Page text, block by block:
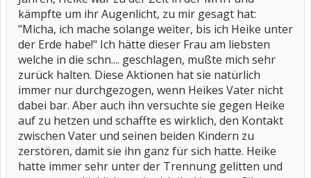
kämpfte um ihr Augenlicht, zu mir gesagt hat:
"Micha, ich mache solange weiter, bis ich Heike unter
der Erde habe!" Ich hätte dieser Frau am liebsten
welche in die schn.... geschlagen, mußte mich sehr
zurück halten. Diese Aktionen hat sie natürlich
immer nur durchgezogen, wenn Heikes Vater nicht
dabei bar. Aber auch ihn versuchte sie gegen Heike
auf zu hetzen und schaffte es wirklich, den Kontakt
zwischen Vater und seinen beiden Kindern zu
zerstören, damit sie ihn ganz für sich hatte. Heike
hatte immer sehr unter der Trennung gelitten und